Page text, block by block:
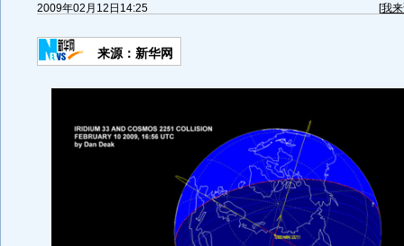
2009年02月12日14:25 [我
来源：新华网